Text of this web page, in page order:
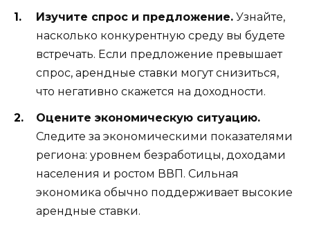
Изучите спрос и предложение. Узнайте,
насколько конкурентную среду вы будете
встречать. Если предложение превышает
спрос, арендные ставки могут снизиться,
что негативно скажется на доходности.
Оцените экономическую ситуацию.
Следите за экономическими показателями
региона: уровнем безработицы, доходами
населения и ростом ВВП. Сильная
экономика обычно поддерживает высокие
арендные ставки.